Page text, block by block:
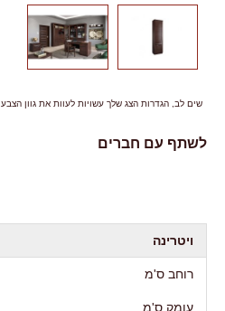
שים לב, הגדרות הצג שלך עשויות לעוות את גוון הצבע.
לשתף עם חברים
ויטרינה
רוחב ס'מ
עומק ס'מ